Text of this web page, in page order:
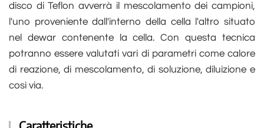
disco di Teflon avverrà il mescolamento dei campioni,
l'uno proveniente dall'interno della cella l'altro situato
nel dewar contenente la cella. Con questa tecnica
potranno essere valutati vari di parametri come calore
di reazione, di mescolamento, di soluzione, diluizione e
così via.